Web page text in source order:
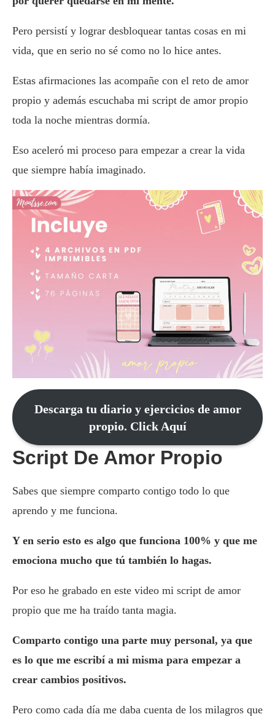
Pero persistí y lograr desbloquear tantas cosas en mi
vida, que en serio no sé como no lo hice antes.
Estas afirmaciones las acompañe con el reto de amor
propio y además escuchaba mi script de amor propio
toda la noche mientras dormía.
Eso aceleró mi proceso para empezar a crear la vida
que siempre había imaginado.
Descarga tu diario y ejercicios de amor
propio. Click Aquí
Script De Amor Propio
Sabes que siempre comparto contigo todo lo que
aprendo y me funciona.
Y en serio esto es algo que funciona 100% y que me
emociona mucho que tú también lo hagas.
Por eso he grabado en este video mi script de amor
propio que me ha traído tanta magia.
Comparto contigo una parte muy personal, ya que
es lo que me escribí a mi misma para empezar a
crear cambios positivos.
Pero como cada día me daba cuenta de los milagros que